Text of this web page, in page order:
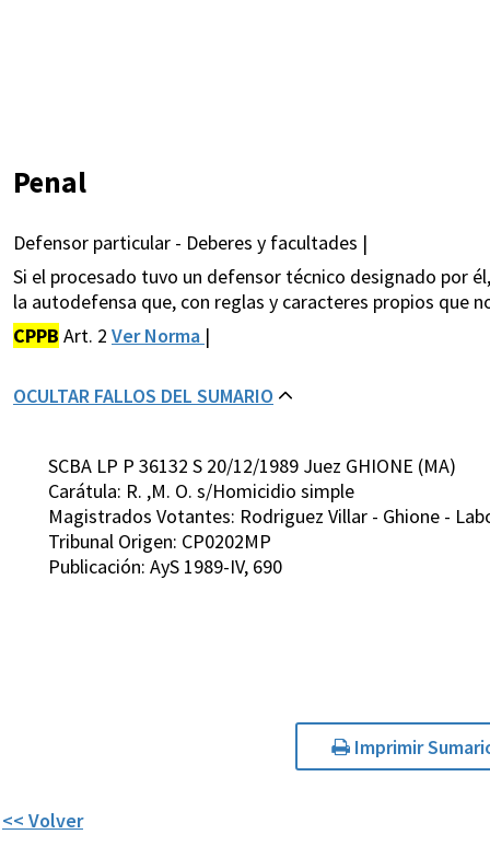
Penal
Defensor particular - Deberes y facultades |
Si el procesado tuvo un defensor técnico designado por
la autodefensa que, con reglas y caracteres propios que
CPPB Art. 2 Ver Norma |
OCULTAR FALLOS DEL SUMARIO
SCBA LP P 36132 S 20/12/1989 Juez GHIONE (MA)
Carátula: R. ,M. O. s/Homicidio simple
Magistrados Votantes: Rodriguez Villar - Ghione -
Tribunal Origen: CP0202MP
Publicación: AyS 1989-IV, 690
Imprimir
<< Volver